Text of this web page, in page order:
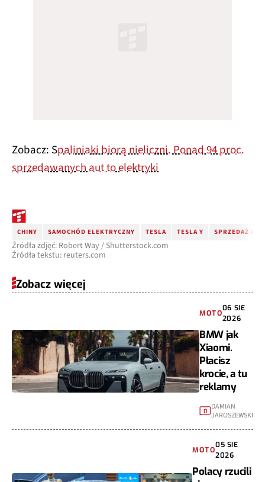
Zobacz: Spaliniaki biorą nieliczni. Ponad 94 proc.
sprzedawanych aut to elektryki
CHINY SAMOCHÓD ELEKTRYCZNY TESLA TESLA Y SPRZEDAŻ
Źródła zdjęć: Robert Way / Shutterstock.com
Źródła tekstu: reuters.com
Zobacz więcej
MOTO
06 SIE
2026
BMW jak
Xiaomi.
Płacisz
krocie, a tu
reklamy
0
DAMIAN
JAROSZEWSKI
MOTO
05 SIE
2026
Polacy rzucili